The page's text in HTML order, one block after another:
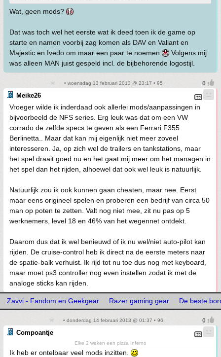
Wat, geen mods?
Dat was toch wel het eerste wat ik deed toen ik de game op
starte en namen voorbij zag komen als DAV en Valiant en
Majestic en Ivedo om maar een paar te noemen
Volgens mij
was alleen MAN juist gespeld incl. de bijbehorende logostijl.
• woensdag 13 februari 2013 @ 23:17 • 95
Meike26
Vroeger wilde ik inderdaad ook allerlei mods/aanpassingen in
bijvoorbeeld de NFS series. Erg leuk was dat om een VW
corrado de zelfde specs te geven als een Ferrari F355
Berlinetta.. Maar dat kan mij eigenlijk niet meer zoveel
interesseren. Ja, op zich wel de trailers en tankstations, maar
het spel draait goed nu en het gaat mij meer om het managen in
het spel dan het rijden, alhoewel dat ook wel leuk is natuurlijk.
Natuurlijk zou ik ook kunnen gaan cheaten, maar nee. Eerst
maar eens origineel spelen en proberen een bedrijf van circa 50
man op poten te zetten. Valt nog niet mee, zit nu pas op 5
werknemers, level 18 en 46% van het wegennet ontdekt.
Daarom dus dat ik wel benieuwd of ik nu wel/niet auto-pilot kan
rijden. De cruise-control heb ik direct na de eerste meters naar
de spatie-balk verhuist. Ik rijd tot nu toe dus nog met keyboard,
maar moet ps3 controller nog even instellen zodat ik met de
analoge sticks kan rijden.
Zavvi - Fandom en Geekgear Razer gaming gear De beste
• donderdag 14 februari 2013 @ 01:37 • 96
Compoantje
Elke 2 weken een pizza Inferno
Ik heb er ontelbaar veel mods inzitten.